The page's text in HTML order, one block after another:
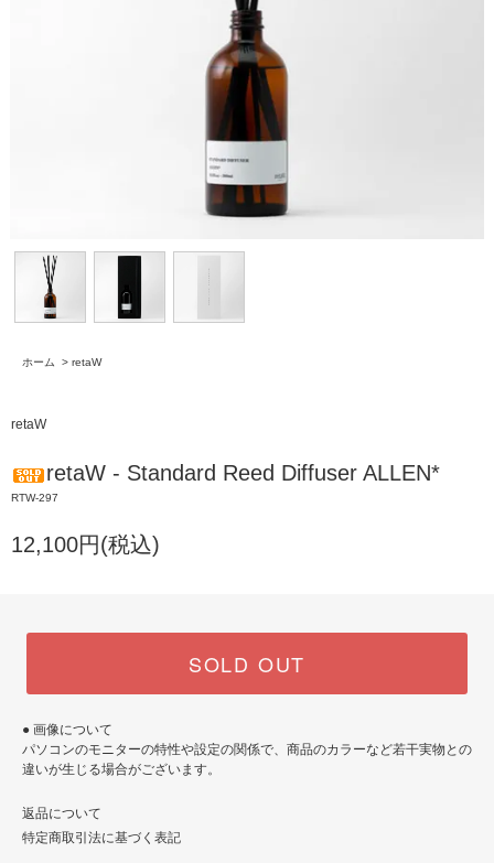
ホーム > retaW
retaW
retaW - Standard Reed Diffuser ALLEN*
RTW-297
12,100円(税込)
SOLD OUT
● 画像について
パソコンのモニターの特性や設定の関係で、商品のカラーなど若干実物との
違いが生じる場合がございます。
返品について
特定商取引法に基づく表記